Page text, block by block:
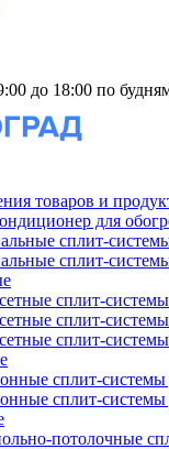
до 18:00 по
товаров и
для
сплит-
сплит-
сплит-
сплит-
сплит-
сплит-системы
сплит-системы
потолочные